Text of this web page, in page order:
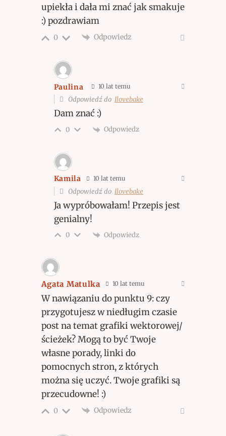
upiekła i dała mi znać jak smakuje
:) pozdrawiam
0 Odpowiedz
Paulina 10 lat temu
Odpowiedź do Ilovebake
Dam znać :)
0 Odpowiedz
Kamila 10 lat temu
Odpowiedź do Ilovebake
Ja wypróbowałam! Przepis jest
genialny!
0 Odpowiedz
Agata Matulka 10 lat temu
W nawiązaniu do punktu 9: czy
przygotujesz w niedługim czasie
post na temat grafiki wektorowej/
ścieżek? Mogą to być Twoje
własne porady, linki do
pomocnych stron, z których
można się uczyć. Twoje grafiki są
przecudowne! :)
0 Odpowiedz